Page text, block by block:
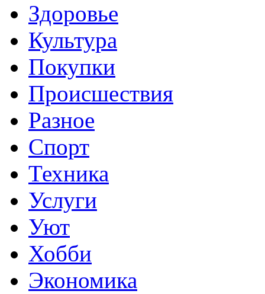
Здоровье
Культура
Покупки
Происшествия
Разное
Спорт
Техника
Услуги
Уют
Хобби
Экономика